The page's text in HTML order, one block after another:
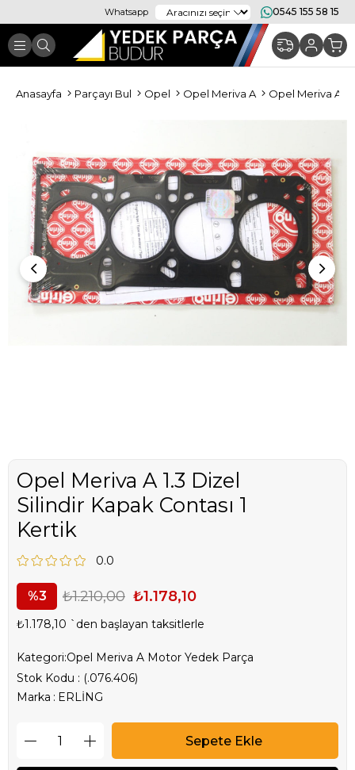
Whatsapp 0545 155 58 15
Anasayfa Parçayı Bul Opel Opel Meriva A Opel Meriva A
Opel Meriva A 1.3 Dizel
Silindir Kapak Contası 1
Kertik
0.0
3 ₺1.210,00 ₺1.178,10
₺1.178,10 `den başlayan taksitlerle
Kategori:Opel Meriva A Motor Yedek Parça
Stok Kodu
(.076.406)
Marka : ERLİNG